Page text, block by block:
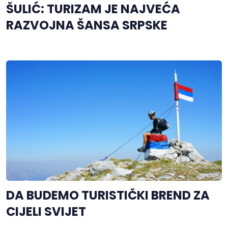
ŠULIĆ: TURIZAM JE NAJVEĆA
RAZVOJNA ŠANSA SRPSKE
DA BUDEMO TURISTIČKI BREND ZA
CIJELI SVIJET